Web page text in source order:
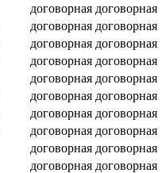
договорная договорная
договорная договорная
договорная договорная
договорная договорная
договорная договорная
договорная договорная
договорная договорная
договорная договорная
договорная договорная
договорная договорная